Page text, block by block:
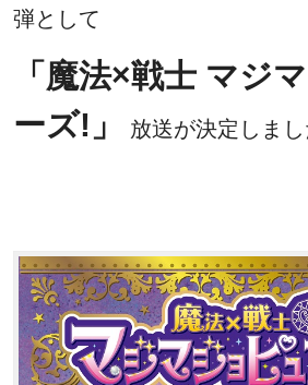
弾として
「魔法×戦士 マジ
ーズ!」
放送が決定しまし